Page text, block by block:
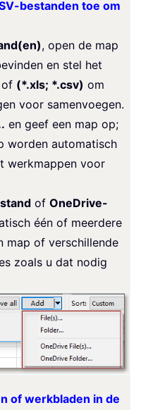
bestanden toe om
, open de map
en stel het
of (*.xls; *.csv) om
voor samenvoegen.
en geef een map op;
worden automatisch
werkmappen voor
of OneDrive-
één of meerdere
map of verschillende
zoals u dat nodig
of werkbladen in de